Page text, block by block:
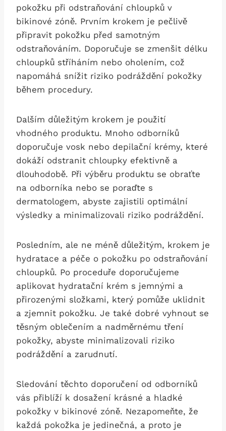
pokožku‍ při ⁤odstraňování chloupků v
bikinové zóně. Prvním krokem je pečlivě
připravit pokožku před samotným
odstraňováním. Doporučuje se zmenšit délku
chloupků stříháním nebo oholením, což​
napomáhá snížit riziko podráždění pokožky
během procedury.
Dalším důležitým krokem je​ použití
vhodného produktu. Mnoho odborníků
doporučuje vosk nebo depilační krémy, které‍
dokáží odstranit chloupky efektivně a
dlouhodobě.‌ Při výběru produktu se obraťte⁢
na odborníka nebo ‍se poraďte s
dermatologem, abyste zajistili optimální
výsledky a minimalizovali riziko ⁣podráždění.
Posledním, ale ne méně důležitým, krokem je
hydratace ‍a péče o pokožku po odstraňování‍
chloupků. Po proceduře doporučujeme
aplikovat hydratační krém s jemnými​ a
přirozenými složkami, který pomůže uklidnit
a zjemnit pokožku. Je také dobré vyhnout se
těsným oblečením a nadměrnému ⁢tření
pokožky, ‍abyste minimalizovali riziko
podráždění a zarudnutí.
Sledování těchto doporučení od odborníků
vás přiblíží k dosažení krásné a hladké
pokožky v bikinové zóně. Nezapomeňte, že
každá⁢ pokožka ⁤je ​jedinečná, a proto je